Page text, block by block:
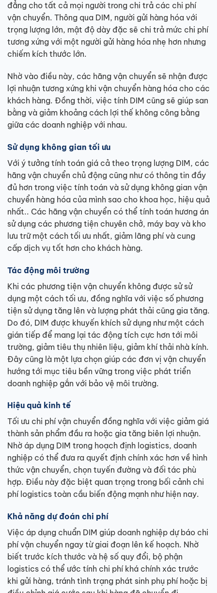
đẳng cho tất cả mọi người trong chi trả các chi phí
vận chuyển. Thông qua DIM, người gửi hàng hóa với
trọng lượng lớn, mật độ dày đặc sẽ chi trả mức chi phí
tương xứng với một người gửi hàng hóa nhẹ hơn nhưng
chiếm kích thước lớn.
Nhờ vào điều này, các hãng vận chuyển sẽ nhận được
lợi nhuận tương xứng khi vận chuyển hàng hóa cho các
khách hàng. Đồng thời, việc tính DIM cũng sẽ giúp san
bằng và giảm khoảng cách lợi thế không công bằng
giữa các doanh nghiệp với nhau.
Sử dụng không gian tối ưu
Với ý tưởng tính toán giá cả theo trọng lượng DIM, các
hãng vận chuyển chủ động cũng như có thông tin đầy
đủ hơn trong việc tính toán và sử dụng không gian vận
chuyển hàng hóa của mình sao cho khoa học, hiệu quả
nhất.. Các hãng vận chuyển có thể tính toán hương án
sử dụng các phương tiện chuyên chở, máy bay và kho
lưu trữ một cách tối ưu nhất, giảm lãng phí và cung
cấp dịch vụ tốt hơn cho khách hàng.
Tác động môi trường
Khi các phương tiện vận chuyển không được sử sử
dụng một cách tối ưu, đồng nghĩa với việc số phương
tiện sử dụng tăng lên và lượng phát thải cũng gia tăng.
Do đó, DIM được khuyến khích sử dụng như một cách
gián tiếp để mang lại tác động tích cực hơn tới môi
trường, giảm tiêu thụ nhiên liệu, giảm khí thải nhà kính.
Đây cũng là một lựa chọn giúp các đơn vị vận chuyển
hướng tới mục tiêu bền vững trong việc phát triển
doanh nghiệp gắn với bảo vệ môi trường.
Hiệu quả kinh tế
Tối ưu chi phí vận chuyển đồng nghĩa với việc giảm giá
thành sản phẩm đầu ra hoặc gia tăng biên lợi nhuận.
Nhờ áp dụng DIM trong hoạch định logistics, doanh
nghiệp có thể đưa ra quyết định chính xác hơn về hình
thức vận chuyển, chọn tuyến đường và đối tác phù
hợp. Điều này đặc biệt quan trọng trong bối cảnh chi
phí logistics toàn cầu biến động mạnh như hiện nay.
Khả năng dự đoán chi phí
Việc áp dụng chuẩn DIM giúp doanh nghiệp dự báo chi
phí vận chuyển ngay từ giai đoạn lên kế hoạch. Nhờ
biết trước kích thước và hệ số quy đổi, bộ phận
logistics có thể ước tính chi phí khá chính xác trước
khi gửi hàng, tránh tình trạng phát sinh phụ phí hoặc bị